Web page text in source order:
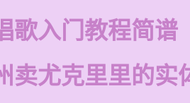
歌入门教程简谱
卖尤克里里的实